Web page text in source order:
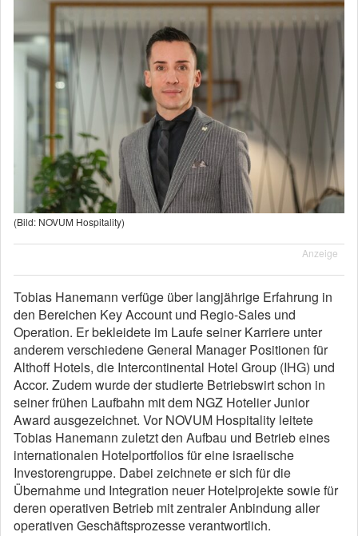
(Bild: NOVUM Hospitality)
Anzeige
Tobias Hanemann verfüge über langjährige Erfahrung in
den Bereichen Key Account und Regio-Sales und
Operation. Er bekleidete im Laufe seiner Karriere unter
anderem verschiedene General Manager Positionen für
Althoff Hotels, die Intercontinental Hotel Group (IHG) und
Accor. Zudem wurde der studierte Betriebswirt schon in
seiner frühen Laufbahn mit dem NGZ Hotelier Junior
Award ausgezeichnet. Vor NOVUM Hospitality leitete
Tobias Hanemann zuletzt den Aufbau und Betrieb eines
internationalen Hotelportfolios für eine israelische
Investorengruppe. Dabei zeichnete er sich für die
Übernahme und Integration neuer Hotelprojekte sowie für
deren operativen Betrieb mit zentraler Anbindung aller
operativen Geschäftsprozesse verantwortlich.